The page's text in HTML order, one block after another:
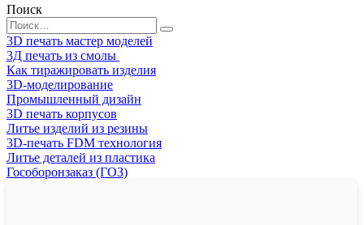
Поиск
Search
for:
3D печать мастер моделей
3Д печать из смолы
Как тиражировать изделия
3D-моделирование
Промышленный дизайн
3D печать корпусов
Литье изделий из резины
3D-печать FDM технология
Литье деталей из пластика
Гособоронзаказ (ГОЗ)